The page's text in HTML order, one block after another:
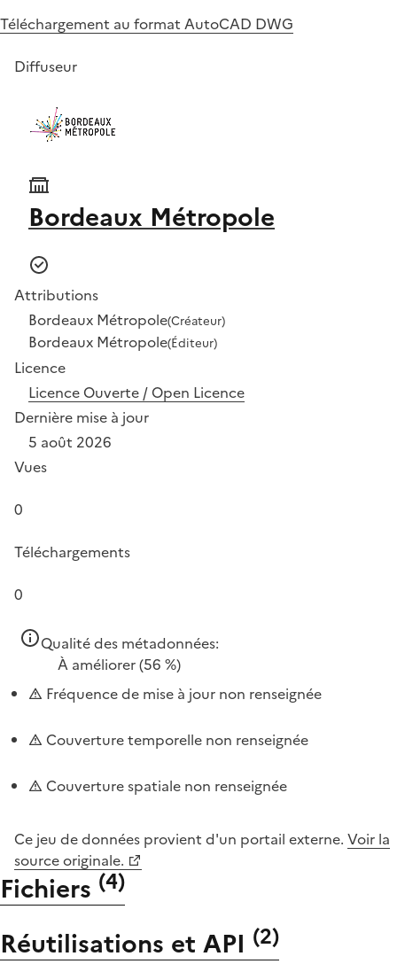
Téléchargement au format AutoCAD DWG
Diffuseur
Bordeaux Métropole
Attributions
Bordeaux Métropole(Créateur)
Bordeaux Métropole(Éditeur)
Licence
Licence Ouverte / Open Licence
Dernière mise à jour
5 août 2026
Vues
0
Téléchargements
0
Qualité des métadonnées:
À améliorer(56 %)
Fréquence de mise à jour non renseignée
Couverture temporelle non renseignée
Couverture spatiale non renseignée
Ce jeu de données provient d'un portail externe. Voir la
source originale.
Fichiers (4)
Réutilisations et API (2)